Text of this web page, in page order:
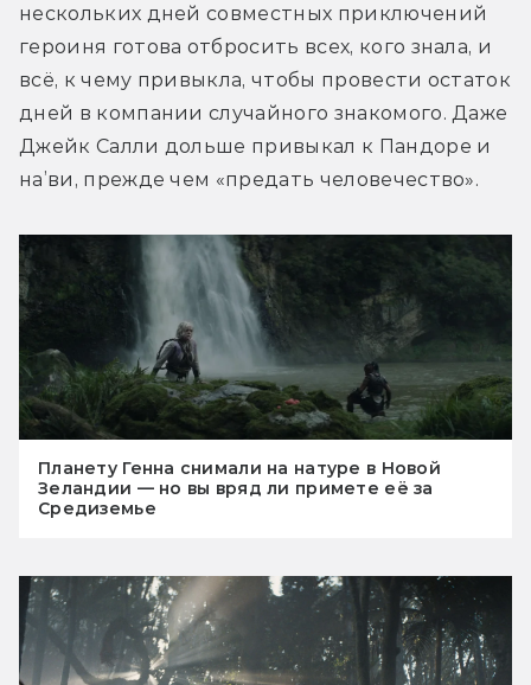
нескольких дней совместных приключений
героиня готова отбросить всех, кого знала, и
всё, к чему привыкла, чтобы провести остаток
дней в компании случайного знакомого. Даже
Джейк Салли дольше привыкал к Пандоре и
на’ви, прежде чем «предать человечество».
Планету Генна снимали на натуре в Новой
Зеландии — но вы вряд ли примете её за
Средиземье